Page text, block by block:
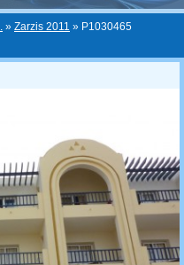
» Zarzis 2011 » P1030465